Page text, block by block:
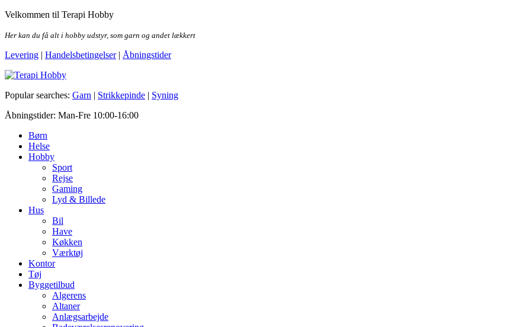
Skip
the
Velkommen til Terapi Hobby
Her kan du få alt i hobby udstyr, som garn og andet lækkert
Levering | Handelsbetingelser| Åbningstider
Terapi Hobby
Popular searches: Garn | Strikkepinde | Syning
Åbningstider: Man-Fre 10:00-16:00
Børn
Helse
Hobby
Sport
Rejse
Gaming
Lyd & Billede
Hus
Bil
Have
Køkken
Værktøj
Kontor
Tøj
Byggetilbud
Algerens
Altaner
Anlægsarbejde